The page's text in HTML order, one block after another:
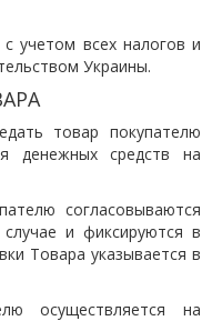
учетом всех налогов и
Украины.
товар покупателю
денежных средств на
согласовываются
и фиксируются в
Товара указывается в
осуществляется на